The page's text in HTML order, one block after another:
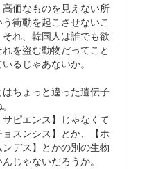
高価なものを見えない所
衝動を起こさせないこ
れ、韓国人は誰でも欲
を盗む動物だってこと
るじゃあないか。
ちょっと違った遺伝子
ピエンス】じゃなくて
ョスンシス】とか、【ホ
デス】とかの別の生物
じゃないだろうか。